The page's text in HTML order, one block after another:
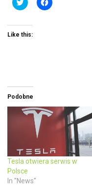
l
k
t
o
T
w
t
t
e
n
s
i
n
n
l
e
b
O
p
e
n
Like this:
Podobne
Tesla otwiera serwis w
Polsce
In "News"